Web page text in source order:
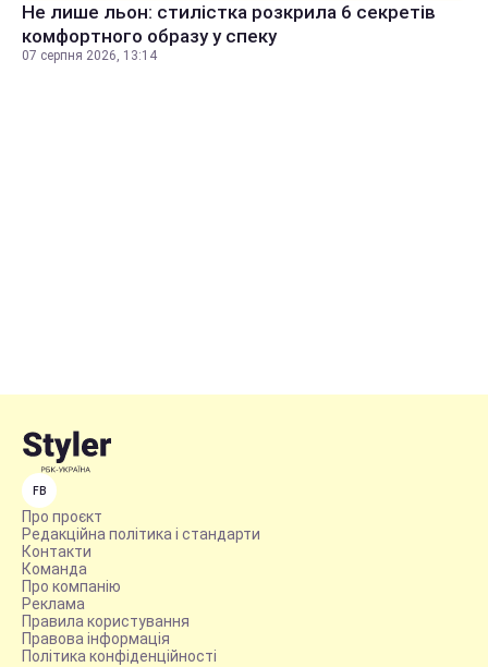
Не лише льон: стилістка розкрила 6 секретів
комфортного образу у спеку
07 серпня 2026, 13:14
FB
Про проєкт
Редакційна політика і стандарти
Контакти
Команда
Про компанію
Реклама
Правила користування
Правова інформація
Політика конфіденційності